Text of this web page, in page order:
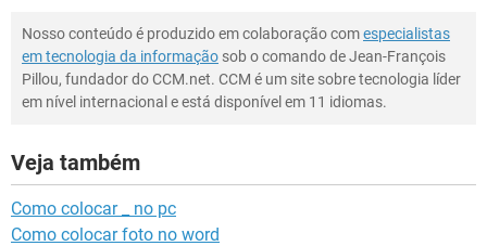
Nosso conteúdo é produzido em colaboração comespecialistas
em tecnologia da informação sob o comando de Jean-François
Pillou, fundador do CCM.net. CCM é um site sobre tecnologia líder
em nível internacional e está disponível em 11 idiomas.
Veja também
Como colocar _ no pc
Como colocar foto no word